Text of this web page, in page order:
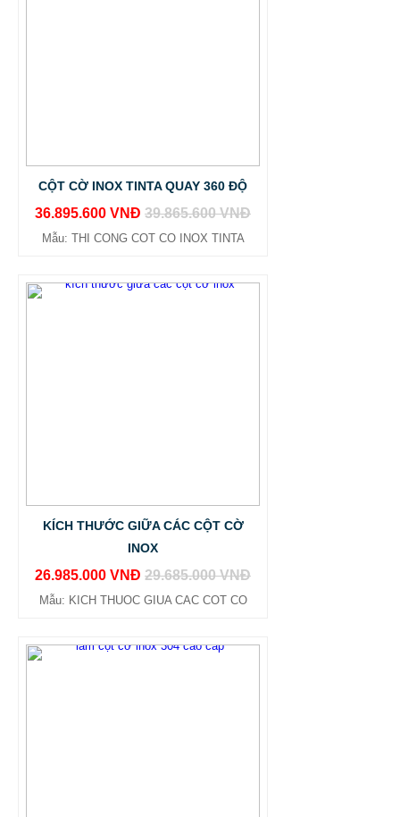
CỘT CỜ INOX TINTA QUAY 360 ĐỘ
36.895.600 VNĐ 39.865.600 VNĐ
Mẫu: THI CONG COT CO INOX TINTA
KÍCH THƯỚC GIỮA CÁC CỘT CỜ
INOX
26.985.000 VNĐ 29.685.000 VNĐ
Mẫu: KICH THUOC GIUA CAC COT CO